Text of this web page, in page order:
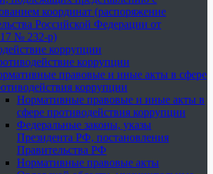
координат (распоряжение
Российской Федерации от
№ 232-р)
коррупции
коррупции
правовые и иные акты в сфере
коррупции
Нормативные правовые и иные акты в
сфере противодействия коррупции
Федеральные законы, указы
Президента РФ, постановления
Правительства РФ
Нормативные правовые акты